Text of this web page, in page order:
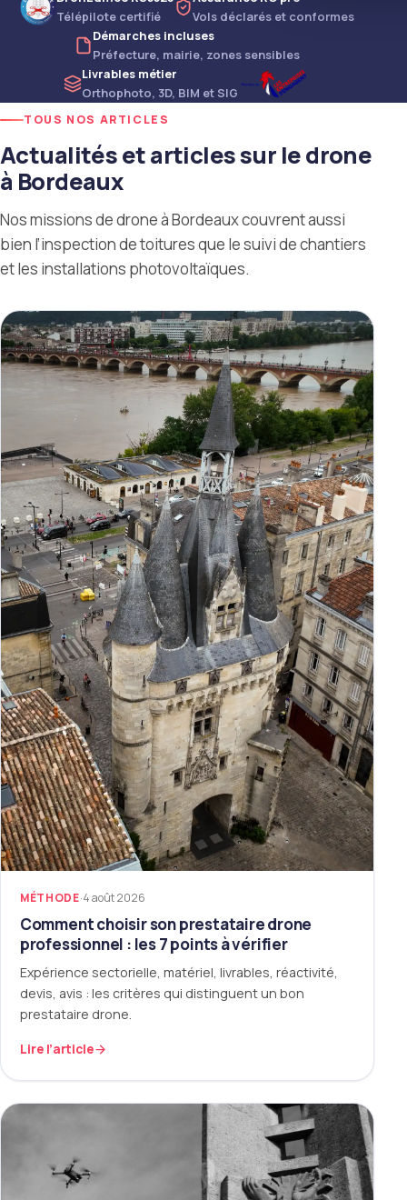
Télépilote certifié
Vols déclarés et conformes
Démarches incluses
Préfecture, mairie, zones sensibles
Livrables métier
Orthophoto, 3D, BIM et SIG
TOUS NOS ARTICLES
Actualités et articles sur le drone
à Bordeaux
Nos missions de drone à Bordeaux couvrent aussi
bien l’inspection de toitures que le suivi de chantiers
et les installations photovoltaïques.
MÉTHODE·4 août 2026
Comment choisir son prestataire drone
professionnel : les 7 points à vérifier
Expérience sectorielle, matériel, livrables, réactivité,
devis, avis : les critères qui distinguent un bon
prestataire drone.
Lire l’article